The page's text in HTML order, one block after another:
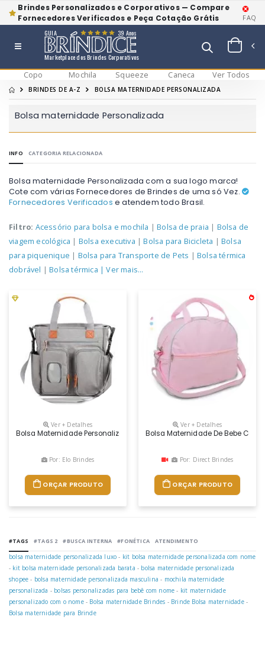
Brindes Personalizados e Corporativos — Compare
Fornecedores Verificados e Peça Cotação Grátis
FAQ
Marketplace dos Brindes Corporativos
GUIA 39 Anos
Copo Mochila Squeeze Caneca Ver Todos
BRINDES DE A-Z BOLSA MATERNIDADE PERSONALIZADA
Bolsa maternidade Personalizada
INFO CATEGORIA RELACIONADA
Bolsa maternidade Personalizada com a sua logo marca!
Cote com várias Fornecedores de Brindes de uma só Vez.
Fornecedores Verificados e atendem todo Brasil.
Filtro: Acessório para bolsa e mochila |Bolsa de praia | Bolsa de
viagem ecológica | Bolsa executiva |Bolsa para Bicicleta |Bolsa
para piquenique | Bolsa para Transporte de Pets |Bolsa térmica
dobrável |Bolsa térmica | Ver mais...
Ver + Detalhes
Bolsa Maternidade Personalizada Em Poliéster Com Detalhes Em Pu.
Por: Elo Brindes
ORÇAR PRODUTO
Ver + Detalhes
Bolsa Maternidade De Bebe Com
Por: Direct Brindes
ORÇAR PRODUTO
#TAGS #TAGS 2 #BUSCA INTERNA #FONÉTICA ATENDIMENTO
bolsa maternidade personalizada luxo - kit bolsa maternidade personalizada com nome
- kit bolsa maternidade personalizada barata - bolsa maternidade personalizada
shopee - bolsa maternidade personalizada masculina - mochila maternidade
personalizada - bolsas personalizadas para bebê com nome - kit maternidade
personalizado com o nome- Bolsa maternidade Brindes - Brinde Bolsa maternidade-
Bolsa maternidade para Brinde